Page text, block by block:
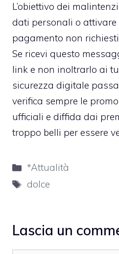
L’obiettivo dei
dati personali o attivare
pagamento non
Se ricevi questo
link e non inoltrarlo ai
sicurezza digitale
verifica sempre le
ufficiali e diffida dai
troppo belli per essere
Categorie
*Attualità
Tag
dolce
Lascia un